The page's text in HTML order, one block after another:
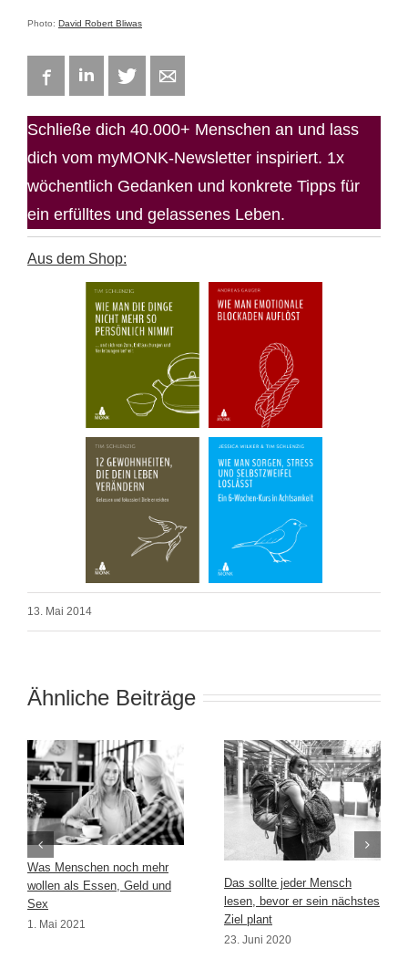
Photo: David Robert Bliwas
FacebookLinkedIn Twitter
Schließe dich 40.000+ Menschen an und lass
dich vom myMONK-Newsletter inspiriert. 1x
wöchentlich Gedanken und konkrete Tipps für
ein erfülltes und gelassenes Leben.
Aus dem Shop:
13. Mai 2014
Ähnliche Beiträge
Was Menschen noch mehr
wollen als Essen, Geld und
Sex
1. Mai 2021
Das sollte jeder Mensch
lesen, bevor er sein nächstes
Ziel plant
23. Juni 2020